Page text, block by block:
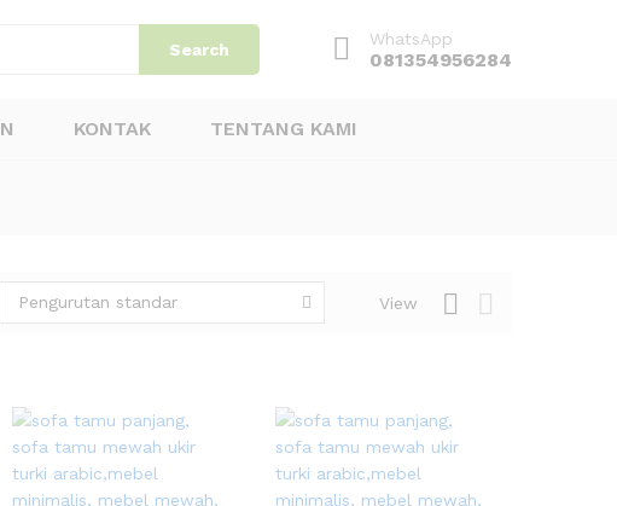
Search
WhatsApp
081354956284
KONTAK TENTANG KAMI
View
Pengurutan standar